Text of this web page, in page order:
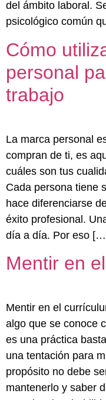
del ámbito laboral.
psicológico común
Cómo
personal
trabajo
La marca personal
compran de ti, es
cuáles son tus
Cada persona tiene
hace diferenciarse
éxito profesional.
día a día. Por eso
Mentir en
Mentir en el
algo que se conoce
es una práctica
una tentación para
propósito no debe
mantenerlo y saber